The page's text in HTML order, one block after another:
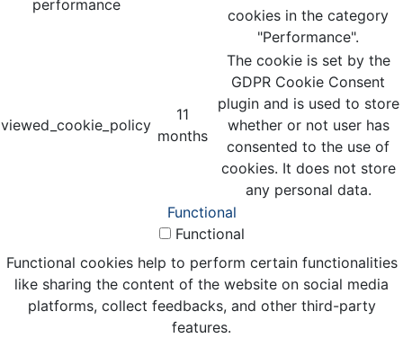
performance
cookies in the category
"Performance".
viewed_cookie_policy
11
months
The cookie is set by the
GDPR Cookie Consent
plugin and is used to store
whether or not user has
consented to the use of
cookies. It does not store
any personal data.
Functional
Functional
Functional cookies help to perform certain functionalities
like sharing the content of the website on social media
platforms, collect feedbacks, and other third-party
features.